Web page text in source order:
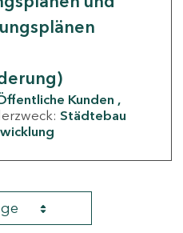
Kunden
Städtebau